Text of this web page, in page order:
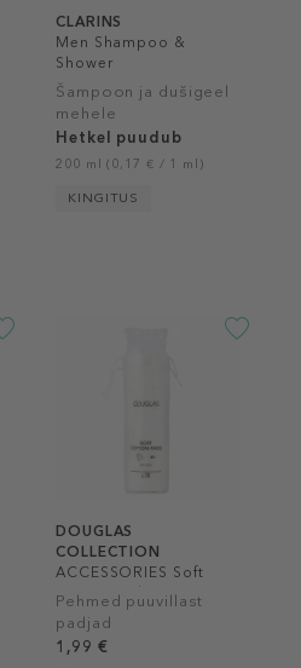
CLARINS
Men Shampoo &
Shower
Šampoon ja dušigeel
mehele
Hetkel puudub
200 ml (0,17 € / 1 ml)
KINGITUS
DOUGLAS
COLLECTION
ACCESSORIES Soft
Cotton Pads
Pehmed puuvillast
padjad
1,99 €